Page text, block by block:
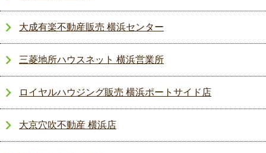
大成有楽不動産販売 横浜センター
三菱地所ハウスネット 横浜営業所
ロイヤルハウジング販売 横浜ポートサイド店
大京穴吹不動産 横浜店